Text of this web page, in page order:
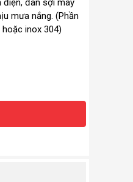
đan sợi mây
mưa nắng. (Phần
inox 304)